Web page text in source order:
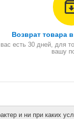
Возврат товара
есть 30 дней, для
вашу
и ни при каких